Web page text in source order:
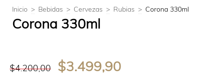
Inicio > Bebidas > Cervezas > Rubias > Corona 330ml
Corona 330ml
$4.200,00 $3.499,90